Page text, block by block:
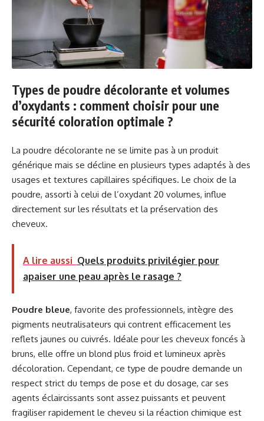
Types de poudre décolorante et volumes
d’oxydants : comment choisir pour une
sécurité coloration optimale ?
La poudre décolorante ne se limite pas à un produit
générique mais se décline en plusieurs types adaptés à des
usages et textures capillaires spécifiques. Le choix de la
poudre, assorti à celui de l’oxydant 20 volumes, influe
directement sur les résultats et la préservation des
cheveux.
A lire aussi Quels produits privilégier pour
apaiser une peau après le rasage ?
Poudre bleue, favorite des professionnels, intègre des
pigments neutralisateurs qui contrent efficacement les
reflets jaunes ou cuivrés. Idéale pour les cheveux foncés à
bruns, elle offre un blond plus froid et lumineux après
décoloration. Cependant, ce type de poudre demande un
respect strict du temps de pose et du dosage, car ses
agents éclaircissants sont assez puissants et peuvent
fragiliser rapidement le cheveu si la réaction chimique est